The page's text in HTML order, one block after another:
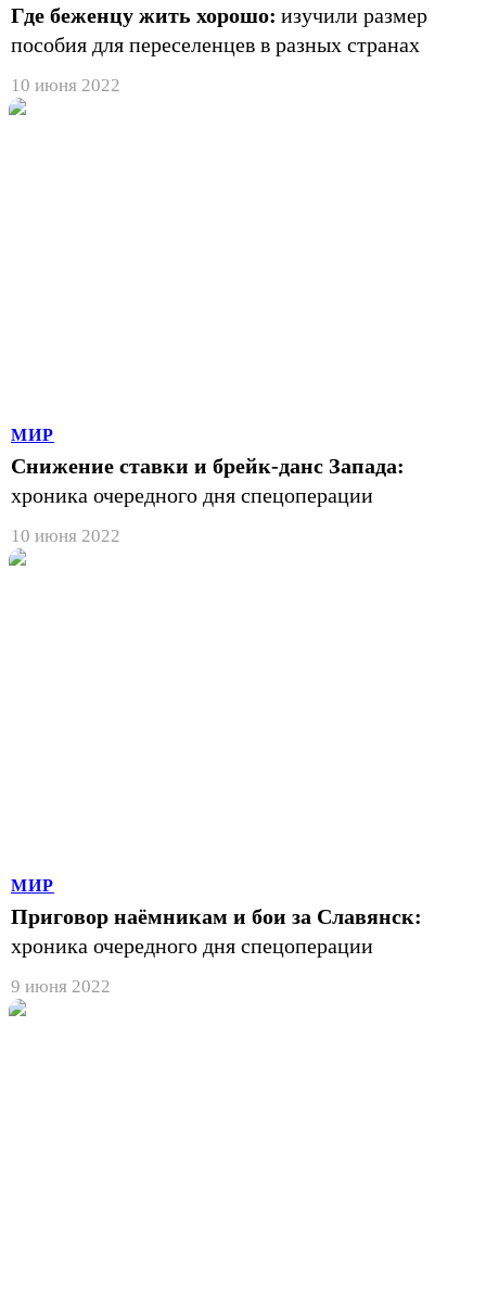
Где беженцу жить хорошо: изучили размер
пособия для переселенцев в разных странах
10 июня 2022
МИР
Снижение ставки и брейк-данс Запада:
хроника очередного дня спецоперации
10 июня 2022
МИР
Приговор наёмникам и бои за Славянск:
хроника очередного дня спецоперации
9 июня 2022